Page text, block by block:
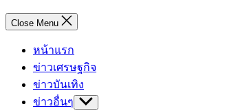
Close Menu
หน้าแรก
ข่าวเศรษฐกิจ
ข่าวบันเทิง
ข่าวอื่นๆ Show